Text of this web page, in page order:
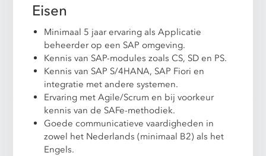
Eisen
Minimaal 5 jaar ervaring als Applicatie
beheerder op een SAP omgeving.
Kennis van SAP-modules zoals CS, SD en PS.
Kennis van SAP S/4HANA, SAP Fiori en
integratie met andere systemen.
Ervaring met Agile/Scrum en bij voorkeur
kennis van de SAFe-methodiek.
Goede communicatieve vaardigheden in
zowel het Nederlands (minimaal B2) als het
Engels.